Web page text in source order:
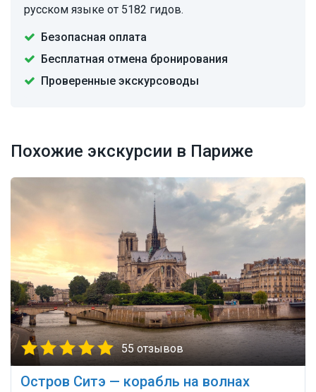
русском языке от 5182 гидов.
Безопасная оплата
Бесплатная отмена бронирования
Проверенные экскурсоводы
Похожие экскурсии в Париже
55 отзывов
Остров Ситэ — корабль на волнах